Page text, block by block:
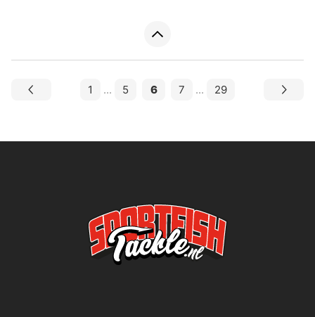
1 ... 5 6 7 ... 29